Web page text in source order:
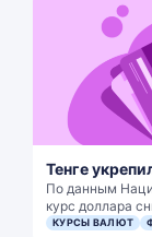
Тенге
По данным
курс доллара
КУРСЫ ВАЛЮТ